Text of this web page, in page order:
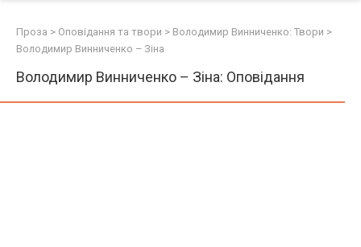
Проза > Оповідання та твори > Володимир Винниченко: Твори >
Володимир Винниченко – Зіна
Володимир Винниченко – Зіна: Оповідання